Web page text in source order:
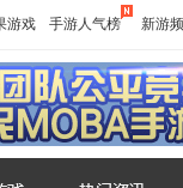
游戏 手游人气榜 新游